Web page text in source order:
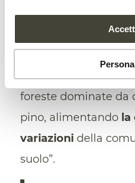
mostrano
stagionali nelle
dinamiche non sono
foreste dominate da
pino, alimentando
variazionidella
suolo”.